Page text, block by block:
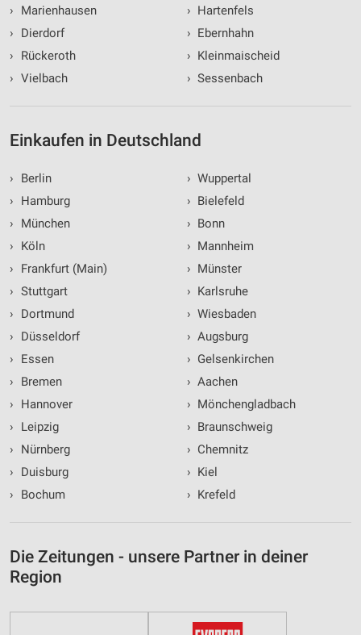
›
Marienhausen
›
Dierdorf
›
Rückeroth
› Vielbach
› Hartenfels
› Ebernhahn
› Kleinmaischeid
› Sessenbach
Einkaufen in Deutschland
›
Berlin
›
Hamburg
›
München
›
Köln
›
Frankfurt (Main)
› Stuttgart
›
Dortmund
›
Düsseldorf
›
Essen
›
Bremen
›
Hannover
›
Leipzig
›
Nürnberg
›
Duisburg
›
Bochum
› Wuppertal
› Bielefeld
› Bonn
› Mannheim
› Münster
› Karlsruhe
› Wiesbaden
› Augsburg
› Gelsenkirchen
› Aachen
› Mönchengladbach
› Braunschweig
› Chemnitz
› Kiel
› Krefeld
Die Zeitungen - unsere Partner in deiner
Region